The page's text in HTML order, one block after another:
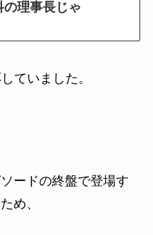
の理事長じゃ
ていました。
ードの終盤で登場す
め、